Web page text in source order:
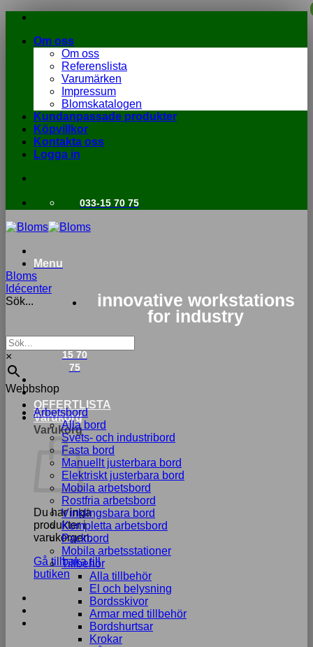
Skip
contentOm oss
Om oss
Referenslista
Varumärken
Impressum
Blomskatalogen
Kundanpassade produkter
Köpvillkor
Kontakta oss
Logga in
033-15 70 75
Menu
innovative workstations
for industry
15 70
75
OFFERTLISTA
Varukorg
Varukorg
Du har inga
produkter i
varukorgen.
Gå tillbaka till
butiken
Bloms
Idécenter
Sök...
×
Webbshop
Arbetsbord
Alla bord
Svets- och industribord
Fasta bord
Manuellt justerbara bord
Elektriskt justerbara bord
Mobila arbetsbord
Rostfria arbetsbord
Vinklingsbara bord
Kompletta arbetsbord
Packbord
Mobila arbetsstationer
Tillbehör
Alla tillbehör
El och belysning
Bordsskivor
Armar med tillbehör
Bordshurtsar
Krokar